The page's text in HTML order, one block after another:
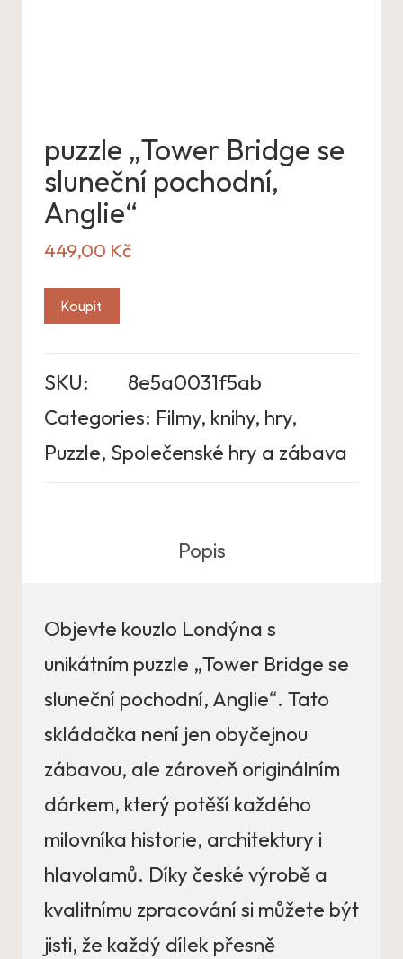
puzzle „Tower Bridge se
sluneční pochodní,
Anglie“
449,00 Kč
Koupit
SKU:
8e5a0031f5ab
Categories: Filmy, knihy, hry,
Puzzle, Společenské hry a zábava
Popis
Objevte kouzlo Londýna s
unikátním puzzle „Tower Bridge se
sluneční pochodní, Anglie“. Tato
skládačka není jen obyčejnou
zábavou, ale zároveň originálním
dárkem, který potěší každého
milovníka historie, architektury i
hlavolamů. Díky české výrobě a
kvalitnímu zpracování si můžete být
jisti, že každý dílek přesně